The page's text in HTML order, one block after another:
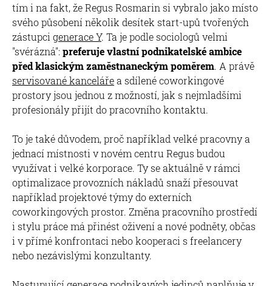
tím i na fakt, že Regus Rosmarin si vybralo jako místo
svého působení několik desítek start-upů tvořených
zástupci generace Y. Ta je podle sociologů velmi
"svérázná": preferuje vlastní podnikatelské ambice
před klasickým zaměstnaneckým poměrem. A právě
servisované kancelářea sdílené coworkingové
prostory jsou jednou z možností, jak s nejmladšími
profesionály přijít do pracovního kontaktu.
To je také důvodem, proč například velké pracovny a
jednací místnosti v novém centru Regus budou
využívat i velké korporace. Ty se aktuálně v rámci
optimalizace provozních nákladů snaží přesouvat
například projektové týmy do externích
coworkingových prostor. Změna pracovního prostředí
i stylu práce má přinést oživení a nové podněty, občas
i v přímé konfrontaci nebo kooperaci s freelancery
nebo nezávislými konzultanty.